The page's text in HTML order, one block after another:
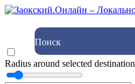
Поиск
Radius around selected destination